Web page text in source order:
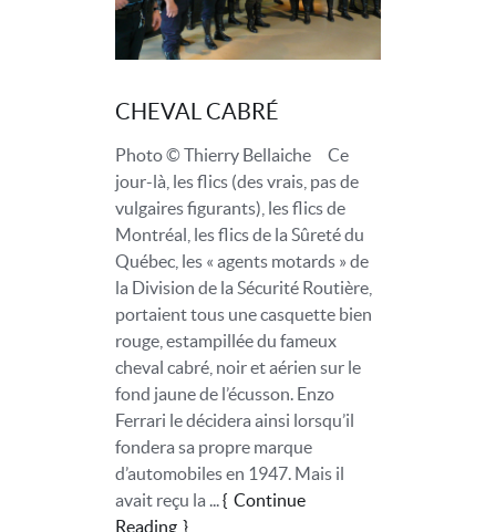
CHEVAL CABRÉ
Photo © Thierry Bellaiche Ce
jour-là, les flics (des vrais, pas de
vulgaires figurants), les flics de
Montréal, les flics de la Sûreté du
Québec, les « agents motards » de
la Division de la Sécurité Routière,
portaient tous une casquette bien
rouge, estampillée du fameux
cheval cabré, noir et aérien sur le
fond jaune de l’écusson. Enzo
Ferrari le décidera ainsi lorsqu’il
fondera sa propre marque
d’automobiles en 1947. Mais il
avait reçu la ...
Continue
Reading